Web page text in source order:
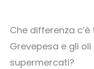
Che differenza c’è
Grevepesa e gli
supermercati?